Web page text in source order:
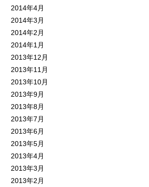
2014年4月
2014年3月
2014年2月
2014年1月
2013年12月
2013年11月
2013年10月
2013年9月
2013年8月
2013年7月
2013年6月
2013年5月
2013年4月
2013年3月
2013年2月